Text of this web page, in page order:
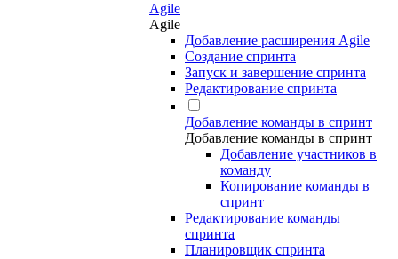
Agile
Agile
Добавление расширения Agile
Создание спринта
Запуск и завершение спринта
Редактирование спринта
Добавление команды в спринт
Добавление команды в спринт
Добавление участников в
команду
Копирование команды в
спринт
Редактирование команды
спринта
Планировщик спринта